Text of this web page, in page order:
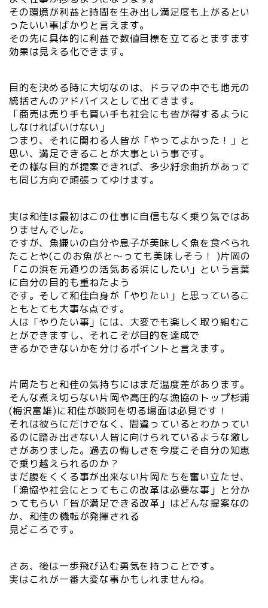
その環境が利益と時間を生み出し満足度も上がるとい
ったいい事ばかりと言えます。
その先に具体的に利益で数値目標を立てるとますます
効果は見える化できます。
目的を決める時に大切なのは、ドラマの中でも地元の
統括さんのアドバイスとして出てきます。
「商売は売り手も買い手も社会にも皆が得するように
しなければいけない」
つまり、それに関わる人皆が「やってよかった！」と
思い、満足できることが大事という事です。
その様な目的が提案できれば、多少紆余曲折があって
も同じ方向で頑張ってゆけます。
実は和佳は最初はこの仕事に自信もなく乗り気ではあ
りませんでした。
ですが、魚嫌いの自分や息子が美味しく魚を食べられ
たことや(このお魚がと～っても美味しそう！ )片岡の
「この浜を元通りの活気ある浜にしたい」という言葉
に自分の目的も重ねたよう
です。そして和佳自身が「やりたい」と思っているこ
ともとても大事な点です。
人は「やりたい事」には、大変でも楽しく取り組むこ
とができますし、それこそが目的を達成で
きるかできないかを分けるポイントと言えます。
片岡たちと和佳の気持ちにはまだ温度差があります。
そんな煮え切らない片岡や高圧的な漁協のトップ杉浦
(梅沢富雄)に和佳が啖呵を切る場面は必見です！
それは彼らにだけでなく、間違っているとわかってい
るのに踏み出さない人皆に向けられているような激し
さがありました。過去の悔しさを今度こそ自分の知恵
で乗り越えられるのか？
まだ腹をくくる事が出来ない片岡たちを奮い立たせ、
「漁協や社会にとってもこの改革は必要な事」と分か
ってもらい「皆が満足できる改革」はどんな提案なの
か、和佳の機転が発揮される
見どころです。
さあ、後は一歩飛び込む勇気を持つことです。
実はこれが一番大変な事かもしれませんね。